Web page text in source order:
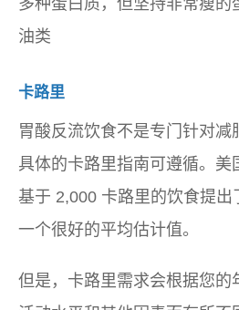
多种蛋白质，但坚持非常瘦的
油类
卡路里
胃酸反流饮食不是专门针对减
具体的卡路里指南可遵循。美
基于 2,000 卡路里的饮食提出
一个很好的平均估计值。
但是，卡路里需求会根据您的